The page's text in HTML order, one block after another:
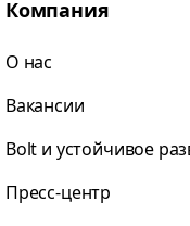
Компания
О нас
Вакансии
Bolt и устойчивое
Пресс-центр